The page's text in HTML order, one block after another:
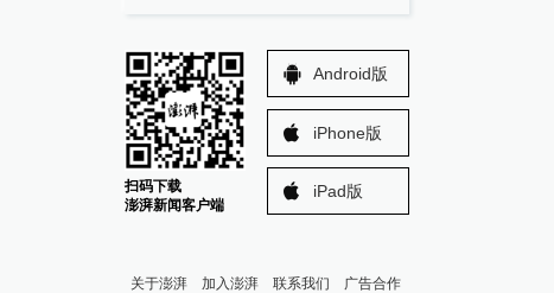
扫码下载
澎湃新闻客户端
Android版
iPhone版
iPad版
关于澎湃 加入澎湃 联系我们 广告合作